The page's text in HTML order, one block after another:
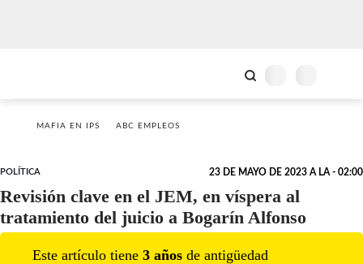
MAFIA EN IPS ABC EMPLEOS
POLÍTICA 23 DE MAYO DE 2023 A LA - 02:00
Revisión clave en el JEM, en víspera al
tratamiento del juicio a Bogarín Alfonso
Este artículo tiene 3 años de antigüedad